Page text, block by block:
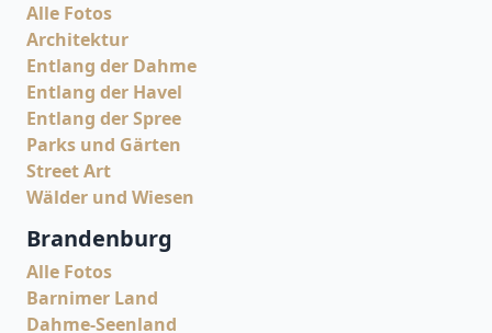
Alle Fotos
Architektur
Entlang der Dahme
Entlang der Havel
Entlang der Spree
Parks und Gärten
Street Art
Wälder und Wiesen
Brandenburg
Alle Fotos
Barnimer Land
Dahme-Seenland